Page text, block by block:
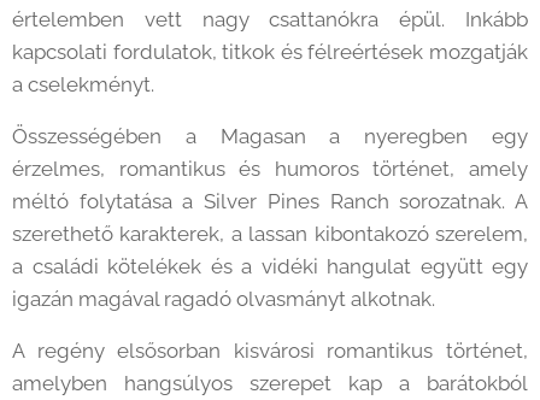
értelemben vett nagy csattanókra épül. Inkább
kapcsolati fordulatok, titkok és félreértések mozgatják
a cselekményt.
Összességében a Magasan a nyeregben egy
érzelmes, romantikus és humoros történet, amely
méltó folytatása a Silver Pines Ranch sorozatnak. A
szerethető karakterek, a lassan kibontakozó szerelem,
a családi kötelékek és a vidéki hangulat együtt egy
igazán magával ragadó olvasmányt alkotnak.
A regény elsősorban kisvárosi romantikus történet,
amelyben hangsúlyos szerepet kap a barátokból